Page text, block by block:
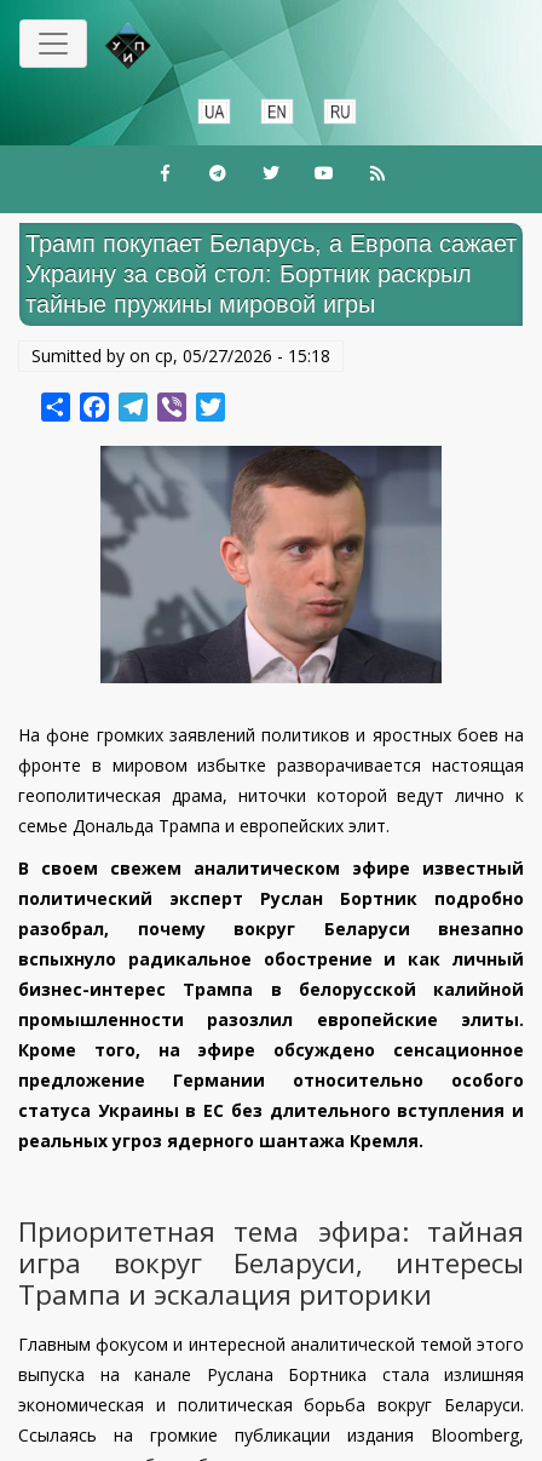
Перейти
основного
Трамп покупает Беларусь, а Европа сажает
Украину за свой стол: Бортник раскрыл
тайные пружины мировой игры
Sumitted by on ср, 05/27/2026 - 15:18
ShareFacebookTelegram
Viber
На фоне громких заявлений политиков и яростных боев на
фронте в мировом избытке разворачивается настоящая
геополитическая драма, ниточки которой ведут лично к
семье Дональда Трампа и европейских элит.
В своем свежем аналитическом эфире известный
политический эксперт Руслан Бортник подробно
разобрал, почему вокруг Беларуси внезапно
вспыхнуло радикальное обострение и как личный
бизнес-интерес Трампа в белорусской калийной
промышленности разозлил европейские элиты.
Кроме того, на эфире обсуждено сенсационное
предложение Германии относительно особого
статуса Украины в ЕС без длительного вступления и
реальных угроз ядерного шантажа Кремля.
Приоритетная тема эфира: тайная
игра вокруг Беларуси, интересы
Трампа и эскалация риторики
Главным фокусом и интересной аналитической темой этого
выпуска на канале Руслана Бортника стала излишняя
экономическая и политическая борьба вокруг Беларуси.
Ссылаясь на громкие публикации издания Bloomberg,